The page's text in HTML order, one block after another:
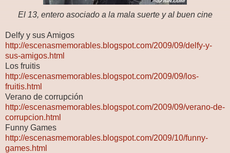
El 13, entero asociado a la mala suerte y al buen cine
Delfy y sus Amigos
http://escenasmemorables.blogspot.com/2009/09/delfy-y-
sus-amigos.html
Los fruitis
http://escenasmemorables.blogspot.com/2009/09/los-
fruitis.html
Verano de corrupción
http://escenasmemorables.blogspot.com/2009/09/verano-de-
corrupcion.html
Funny Games
http://escenasmemorables.blogspot.com/2009/10/funny-
games.html